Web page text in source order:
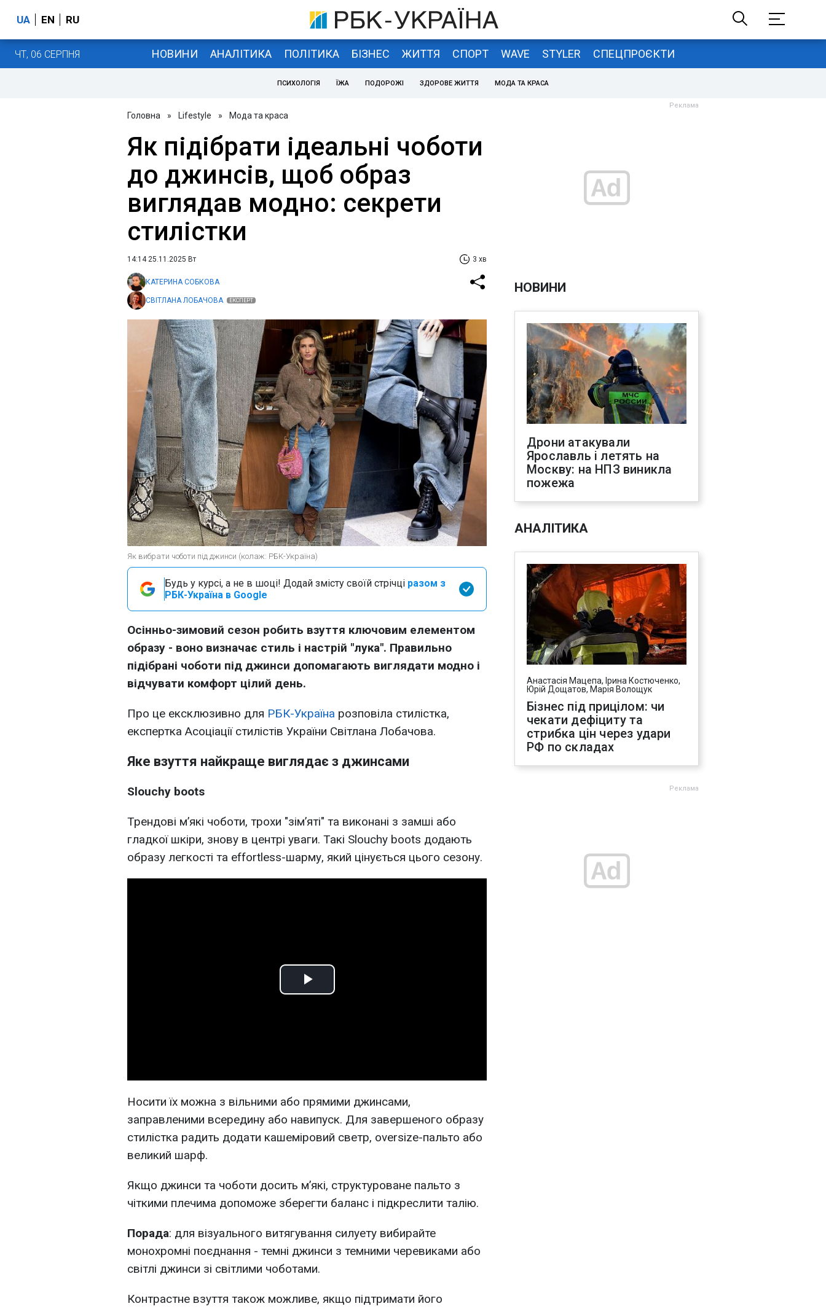
UA EN RU
ЧТ, 06 СЕРПНЯ НОВИНИ АНАЛІТИКА ПОЛІТИКА БІЗНЕС ЖИТТЯ СПОРТ WAVE STYLER СПЕЦПРОЄКТИ
ПСИХОЛОГІЯ ЇЖА ПОДОРОЖІ ЗДОРОВЕ ЖИТТЯ МОДА ТА КРАСА
Головна » Lifestyle » Мода та краса
Як підібрати ідеальні чоботи
до джинсів, щоб образ
виглядав модно: секрети
стилістки
14:14 25.11.2025 Вт 3 хв
КАТЕРИНА СОБКОВА
СВІТЛАНА ЛОБАЧОВА ЕКСПЕРТ
Як вибрати чоботи під джинси (колаж: РБК-Україна)
Будь у курсі, а не в шоці! Додай змісту своїй стрічці разом з
РБК-Україна в Google
Осінньо-зимовий сезон робить взуття ключовим елементом
образу - воно визначає стиль і настрій "лука". Правильно
підібрані чоботи під джинси допомагають виглядати модно і
відчувати комфорт цілий день.
Про це ексклюзивно для РБК-Україна розповіла стилістка,
експертка Асоціації стилістів України Світлана Лобачова.
Яке взуття найкраще виглядає з джинсами
Slouchy boots
Трендові м’які чоботи, трохи "зім’яті" та виконані з замші або
гладкої шкіри, знову в центрі уваги. Такі Slouchy boots додають
образу легкості та effortless-шарму, який цінується цього сезону.
Play
Носити їх можна з вільними або прямими джинсами,
заправленими всередину або навипуск. Для завершеного образу
стилістка радить додати кашеміровий светр, oversize-пальто або
великий шарф.
Якщо джинси та чоботи досить м’які, структуроване пальто з
чіткими плечима допоможе зберегти баланс і підкреслити талію.
Порада: для візуального витягування силуету вибирайте
монохромні поєднання - темні джинси з темними черевиками або
світлі джинси зі світлими чоботами.
Контрастне взуття також можливе, якщо підтримати його
НОВИНИ
Дрони атакували
Ярославль і летять на
Москву: на НПЗ виникла
пожежа
АНАЛІТИКА
Анастасія Мацепа, Ірина Костюченко,
Юрій Дощатов, Марія Волощук
Бізнес під прицілом: чи
чекати дефіциту та
стрибка цін через удари
РФ по складах